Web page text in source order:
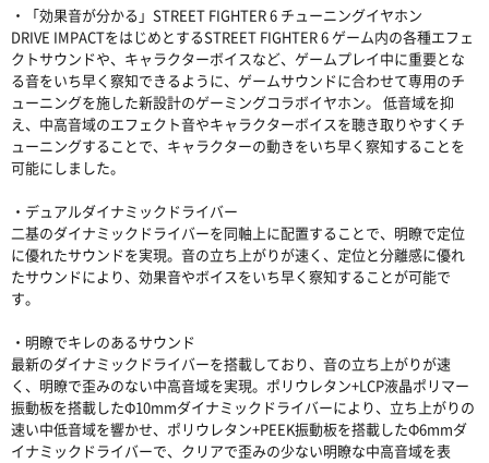
・「効果音が分かる」STREET FIGHTER 6 チューニングイヤホン
DRIVE IMPACTをはじめとするSTREET FIGHTER 6 ゲーム内の各種エフェ
クトサウンドや、キャラクターボイスなど、ゲームプレイ中に重要とな
る音をいち早く察知できるように、ゲームサウンドに合わせて専用のチ
ューニングを施した新設計のゲーミングコラボイヤホン。 低音域を抑
え、中高音域のエフェクト音やキャラクターボイスを聴き取りやすくチ
ューニングすることで、キャラクターの動きをいち早く察知することを
可能にしました。
・デュアルダイナミックドライバー
二基のダイナミックドライバーを同軸上に配置することで、明瞭で定位
に優れたサウンドを実現。音の立ち上がりが速く、定位と分離感に優れ
たサウンドにより、効果音やボイスをいち早く察知することが可能で
す。
・明瞭でキレのあるサウンド
最新のダイナミックドライバーを搭載しており、音の立ち上がりが速
く、明瞭で歪みのない中高音域を実現。ポリウレタン+LCP液晶ポリマー
振動板を搭載したΦ10mmダイナミックドライバーにより、立ち上がりの
速い中低音域を響かせ、ポリウレタン+PEEK振動板を搭載したΦ6mmダ
イナミックドライバーで、クリアで歪みの少ない明瞭な中高音域を表